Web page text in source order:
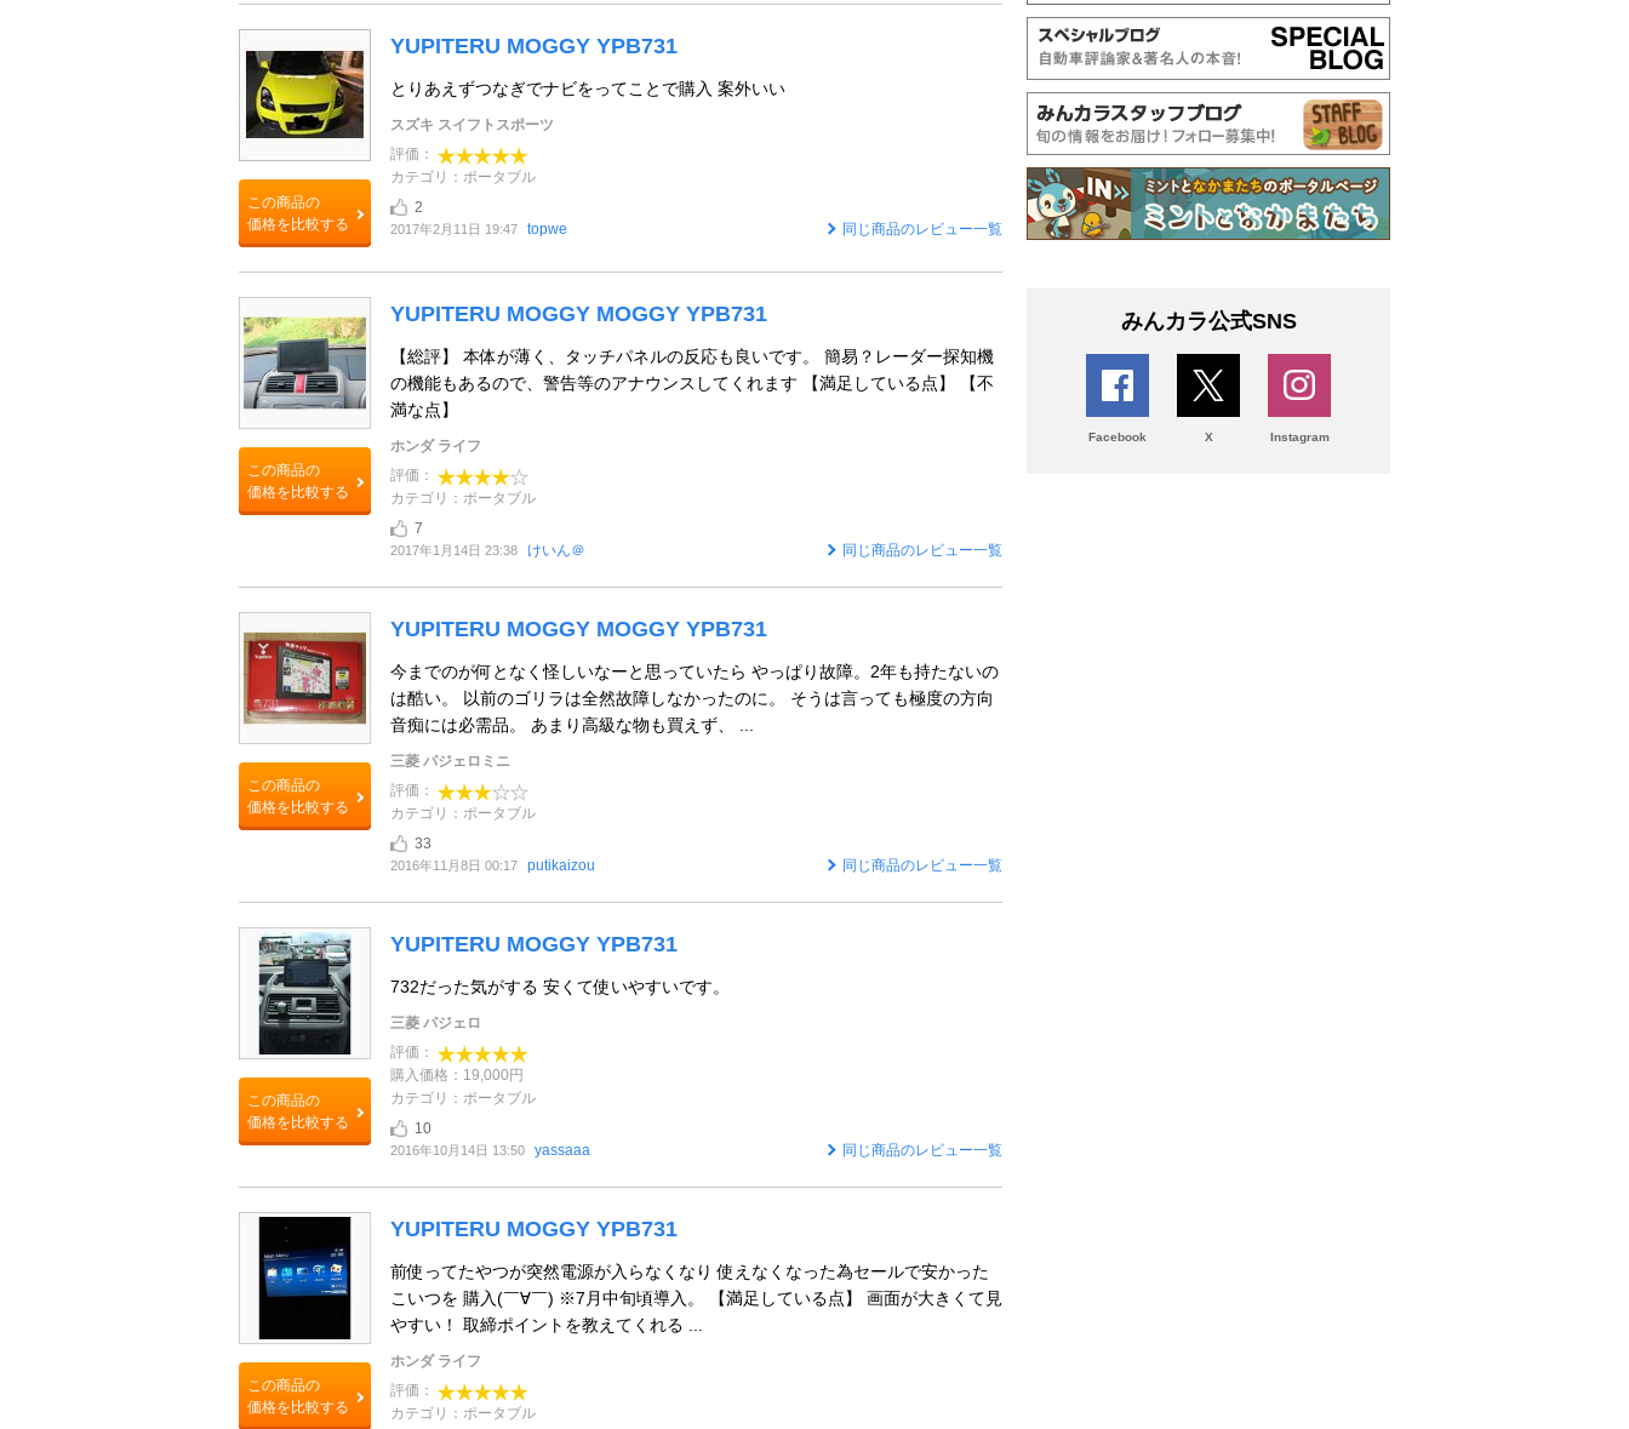
この商品の
価格を比較する
YUPITERU MOGGY YPB731
とりあえずつなぎでナビをってことで購入 案外いい
スズキ スイフトスポーツ
評価：
カテゴリ：ポータブル
2
2017年2月11日 19:47 topwe 同じ商品のレビュー一覧
この商品の
価格を比較する
YUPITERU MOGGY MOGGY YPB731
【総評】 本体が薄く、タッチパネルの反応も良いです。 簡易？レーダー探知機
の機能もあるので、警告等のアナウンスしてくれます 【満足している点】 【不
満な点】
ホンダ ライフ
評価：
カテゴリ：ポータブル
7
2017年1月14日 23:38 けいん＠ 同じ商品のレビュー一覧
この商品の
価格を比較する
YUPITERU MOGGY MOGGY YPB731
今までのが何となく怪しいなーと思っていたら やっぱり故障。2年も持たないの
は酷い。 以前のゴリラは全然故障しなかったのに。 そうは言っても極度の方向
音痴には必需品。 あまり高級な物も買えず、 ...
三菱 パジェロミニ
評価：
カテゴリ：ポータブル
33
2016年11月8日 00:17 putikaizou 同じ商品のレビュー一覧
この商品の
価格を比較する
YUPITERU MOGGY YPB731
732だった気がする 安くて使いやすいです。
三菱 パジェロ
評価：
購入価格：19,000円
カテゴリ：ポータブル
10
2016年10月14日 13:50 yassaaa 同じ商品のレビュー一覧
この商品の
価格を比較する
YUPITERU MOGGY YPB731
前使ってたやつが突然電源が入らなくなり 使えなくなった為セールで安かった
こいつを 購入(￣∀￣) ※7月中旬頃導入。 【満足している点】 画面が大きくて見
やすい！ 取締ポイントを教えてくれる ...
ホンダ ライフ
評価：
カテゴリ：ポータブル
みんカラ公式SNS
Facebook X Instagram